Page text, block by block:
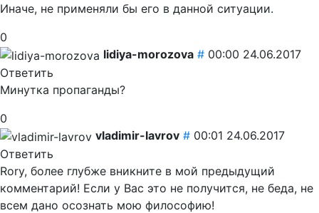
Иначе, не применяли бы его в данной ситуации.
0
lidiya-morozova # 00:00 24.06.2017
Ответить
Минутка пропаганды?
0
vladimir-lavrov # 00:01 24.06.2017
Ответить
Rory, более глубже вникните в мой предыдущий
комментарий! Если у Вас это не получится, не беда, не
всем дано осознать мою философию!